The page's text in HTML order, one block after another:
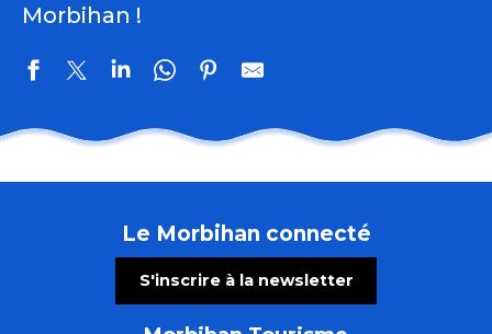
Morbihan !
Village Vacances Les Gabelous
Auberge de Jeunesse HI Belle-Ile-en-Mer
Le Domaine Ô Fleurs de Sel
Le Morbihan connecté
S'inscrire à la newsletter